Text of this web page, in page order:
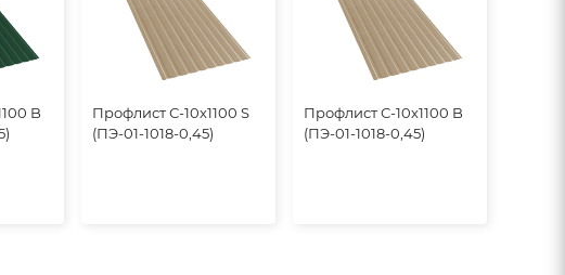
B
Профлист С-10х1100 S
(ПЭ-01-1018-0,45)
Профлист С-10х1100 B
(ПЭ-01-1018-0,45)